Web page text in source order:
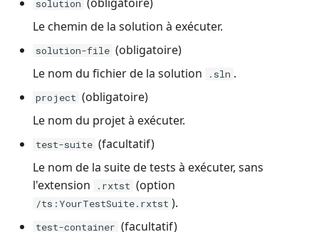
Jira
Xsquash
solution
Le chemin de la solution à exécuter.
solution-file (obligatoire)
Le nom du fichier de la solution
.sln .
project (obligatoire)
Le nom du projet à exécuter.
test-suite (facultatif)
Le nom de la suite de tests à exécuter, sans
l'extension
.rxtst (option
/ts:YourTestSuite.rxtst ).
test-container (facultatif)